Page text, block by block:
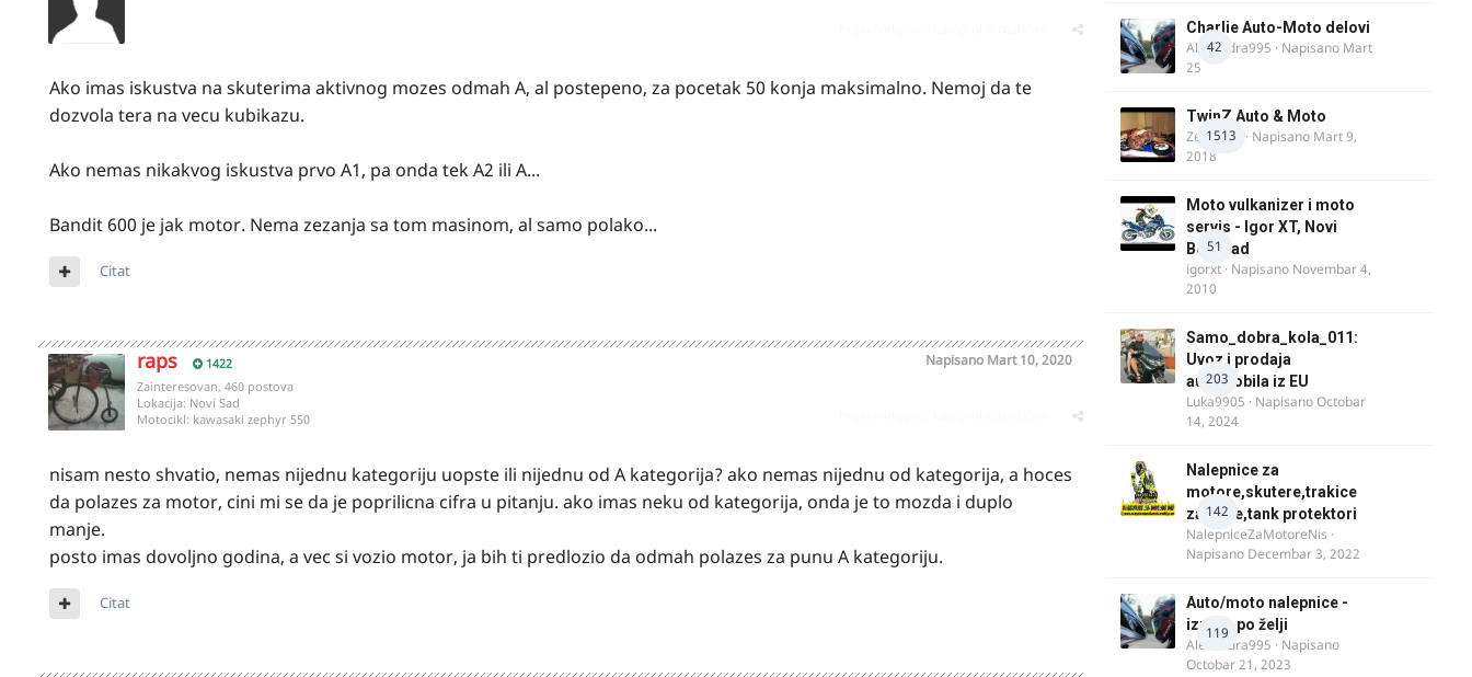
Ako imas iskustva na skuterima aktivnog mozes odmah A, al postepeno, za pocetak 50 konja maksimalno. Nemoj da te
dozvola tera na vecu kubikazu.
Ako nemas nikakvog iskustva prvo A1, pa onda tek A2 ili A...
Bandit 600 je jak motor. Nema zezanja sa tom masinom, al samo polako...
Citat
raps 1422 Napisano Mart 10, 2020
Zainteresovan, 460 postova
Lokacija: Novi Sad
Motocikl: kawasaki zephyr 550
nisam nesto shvatio, nemas nijednu kategoriju uopste ili nijednu od A kategorija? ako nemas nijednu od kategorija, a hoces
da polazes za motor, cini mi se da je poprilicna cifra u pitanju. ako imas neku od kategorija, onda je to mozda i duplo
manje.
posto imas dovoljno godina, a vec si vozio motor, ja bih ti predlozio da odmah polazes za punu A kategoriju.
Citat
42
Charlie Auto-Moto delovi
Alexandra995 · Napisano Mart
25
1513
TwinZ Auto & Moto
Zeljkamp · Napisano Mart 9,
2018
51
Moto vulkanizer i moto
servis - Igor XT, Novi
Beograd
igorxt · Napisano Novembar 4,
2010
203
Samo_dobra_kola_011:
Uvoz i prodaja
automobila iz EU
Luka9905 · NapisanoOctobar
14, 2024
142
Nalepnice za
motore,skutere,trakice
za felne,tank protektori
NalepniceZaMotoreNis ·
Napisano Decembar 3, 2022
119
Auto/moto nalepnice -
izrada po želji
Alexandra995 · Napisano
Octobar 21, 2023